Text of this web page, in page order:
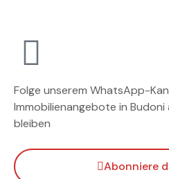
Folge unserem WhatsApp-
Immobilienangebote in
bleiben
Abonniere